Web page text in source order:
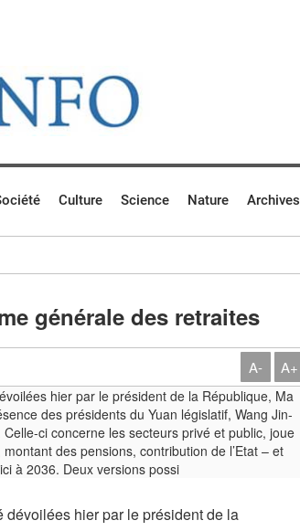
Culture Science Nature Archives
générale des retraites
A- A+
dévoilées hier par le président de la